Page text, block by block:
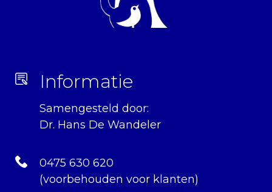
Informatie
Samengesteld door:
Dr. Hans De Wandeler
0475 630 620
(voorbehouden voor klanten)